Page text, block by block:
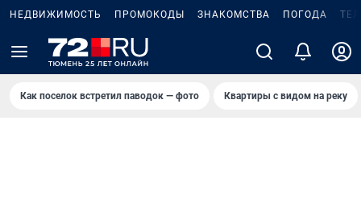
НЕДВИЖИМОСТЬ ПРОМОКОДЫ ЗНАКОМСТВА ПОГОДА
Как поселок встретил паводок — фото Квартиры с видом на реку